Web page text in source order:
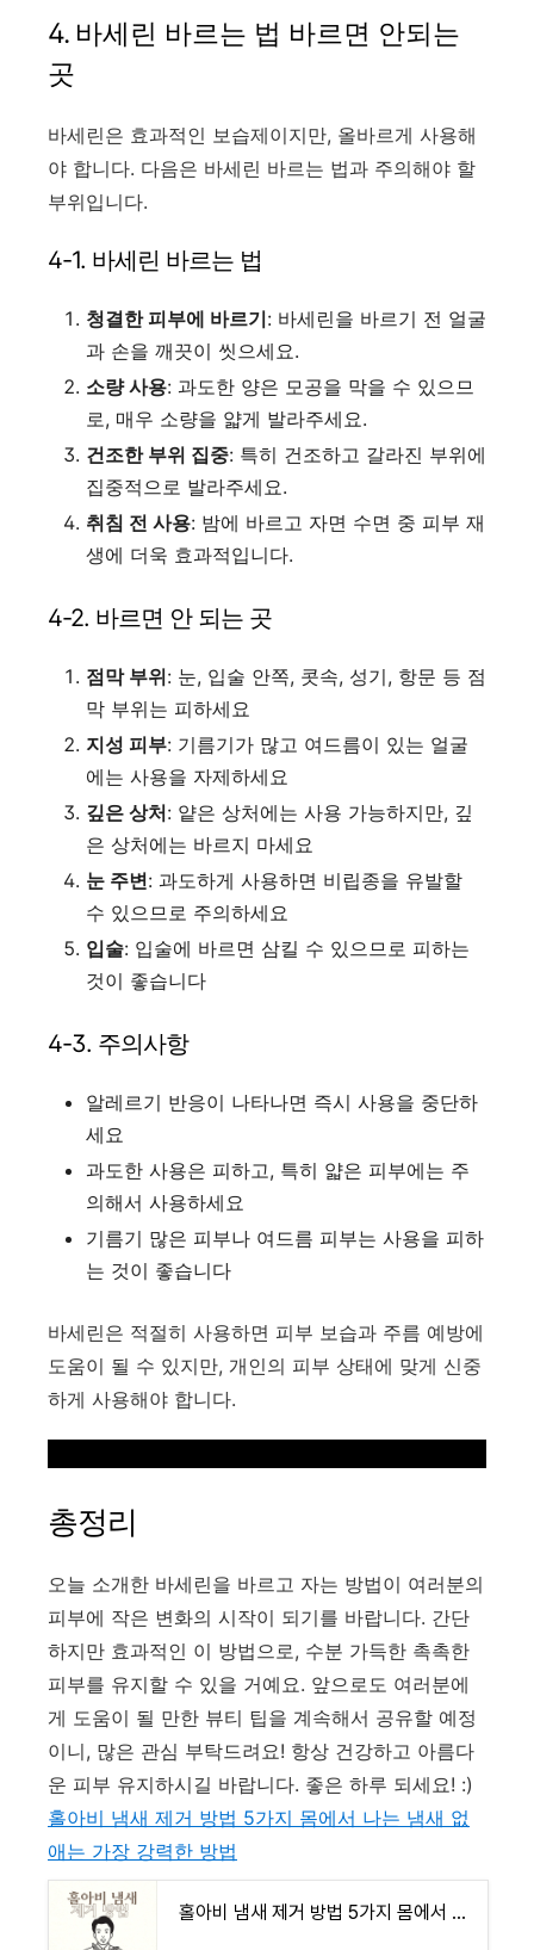
4. 바세린 바르는 법 바르면 안되는
곳
바세린은 효과적인 보습제이지만, 올바르게 사용해
야 합니다. 다음은 바세린 바르는 법과 주의해야 할
부위입니다.
4-1. 바세린 바르는 법
청결한 피부에 바르기: 바세린을 바르기 전 얼굴
과 손을 깨끗이 씻으세요.
소량 사용: 과도한 양은 모공을 막을 수 있으므
로, 매우 소량을 얇게 발라주세요.
건조한 부위 집중: 특히 건조하고 갈라진 부위에
집중적으로 발라주세요.
취침 전 사용: 밤에 바르고 자면 수면 중 피부 재
생에 더욱 효과적입니다.
4-2. 바르면 안 되는 곳
점막 부위: 눈, 입술 안쪽, 콧속, 성기, 항문 등 점
막 부위는 피하세요
지성 피부: 기름기가 많고 여드름이 있는 얼굴
에는 사용을 자제하세요
깊은 상처: 얕은 상처에는 사용 가능하지만, 깊
은 상처에는 바르지 마세요
눈 주변: 과도하게 사용하면 비립종을 유발할
수 있으므로 주의하세요
입술: 입술에 바르면 삼킬 수 있으므로 피하는
것이 좋습니다
4-3. 주의사항
알레르기 반응이 나타나면 즉시 사용을 중단하
세요
과도한 사용은 피하고, 특히 얇은 피부에는 주
의해서 사용하세요
기름기 많은 피부나 여드름 피부는 사용을 피하
는 것이 좋습니다
바세린은 적절히 사용하면 피부 보습과 주름 예방에
도움이 될 수 있지만, 개인의 피부 상태에 맞게 신중
하게 사용해야 합니다.
총정리
오늘 소개한 바세린을 바르고 자는 방법이 여러분의
피부에 작은 변화의 시작이 되기를 바랍니다. 간단
하지만 효과적인 이 방법으로, 수분 가득한 촉촉한
피부를 유지할 수 있을 거예요. 앞으로도 여러분에
게 도움이 될 만한 뷰티 팁을 계속해서 공유할 예정
이니, 많은 관심 부탁드려요! 항상 건강하고 아름다
운 피부 유지하시길 바랍니다. 좋은 하루 되세요! :)
홀아비 냄새 제거 방법 5가지 몸에서 나는 냄새 없
애는 가장 강력한 방법
홀아비 냄새 제거 방법 5가지 몸에서 나는 냄새 없애는 가장 강력한 방법